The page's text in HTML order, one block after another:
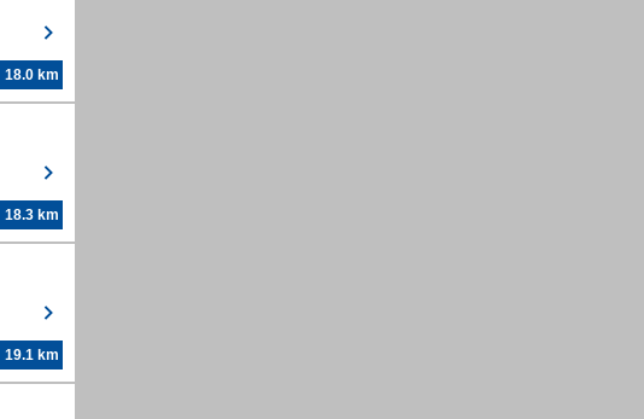
18.0 km
18.3 km
19.1 km